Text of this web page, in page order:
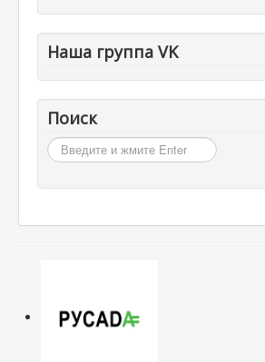
Наша группа VK
Поиск
Искать...